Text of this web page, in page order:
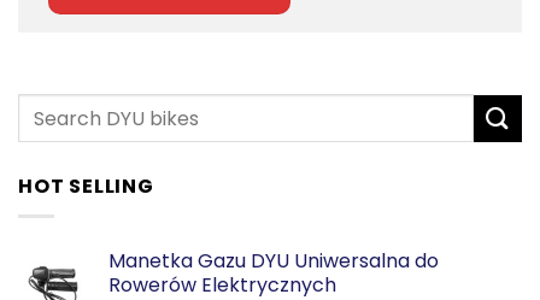
HOT SELLING
Manetka Gazu DYU Uniwersalna do
Rowerów Elektrycznych